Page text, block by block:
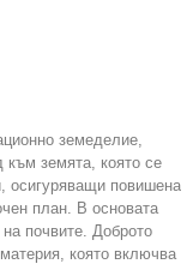
земеделие,
към земята, която се
осигуряващи повишена
план. В основата
почвите. Доброто
която включва